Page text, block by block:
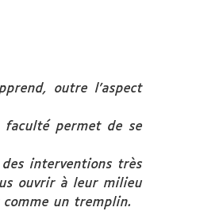
outre l’aspect
faculté permet de se
interventions très
ouvrir à leur milieu
un tremplin.